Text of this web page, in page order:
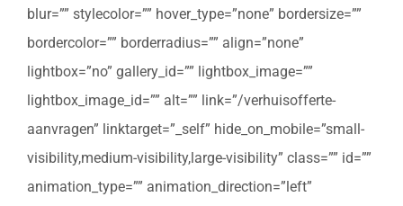
blur=”” stylecolor=”” hover_type=”none” bordersize=””
bordercolor=”” borderradius=”” align=”none”
lightbox=”no” gallery_id=”” lightbox_image=””
lightbox_image_id=”” alt=”” link=”/verhuisofferte-
aanvragen” linktarget=”_self” hide_on_mobile=”small-
visibility,medium-visibility,large-visibility” class=”” id=””
animation_type=”” animation_direction=”left”